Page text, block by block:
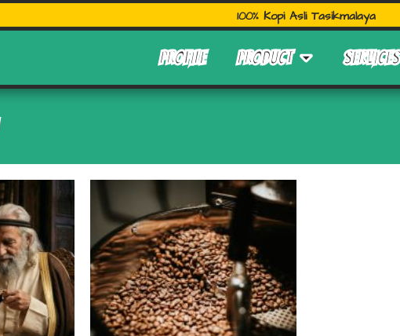
100% Kopi Asli Tasikmalaya
PROFILE PRODUCT SERVICES